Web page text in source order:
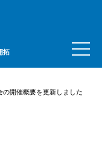
拓
開催概要を更新しました